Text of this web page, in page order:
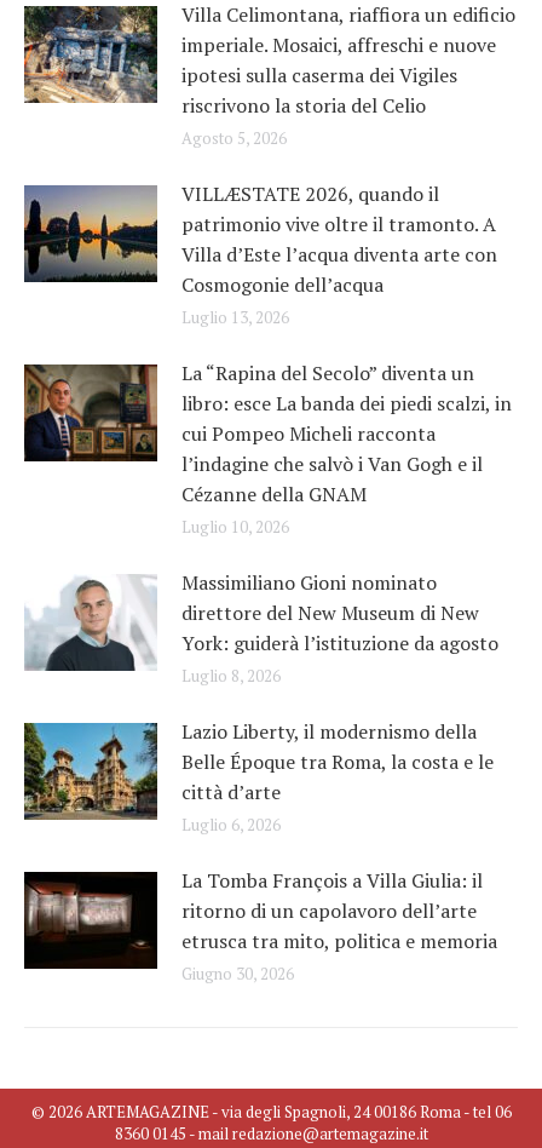
Villa Celimontana, riaffiora un edificio
imperiale. Mosaici, affreschi e nuove
ipotesi sulla caserma dei Vigiles
riscrivono la storia del Celio
Agosto 5, 2026
VILLÆSTATE 2026, quando il
patrimonio vive oltre il tramonto. A
Villa d’Este l’acqua diventa arte con
Cosmogonie dell’acqua
Luglio 13, 2026
La “Rapina del Secolo” diventa un
libro: esce La banda dei piedi scalzi, in
cui Pompeo Micheli racconta
l’indagine che salvò i Van Gogh e il
Cézanne della GNAM
Luglio 10, 2026
Massimiliano Gioni nominato
direttore del New Museum di New
York: guiderà l’istituzione da agosto
Luglio 8, 2026
Lazio Liberty, il modernismo della
Belle Époque tra Roma, la costa e le
città d’arte
Luglio 6, 2026
La Tomba François a Villa Giulia: il
ritorno di un capolavoro dell’arte
etrusca tra mito, politica e memoria
Giugno 30, 2026
© 2026 ARTEMAGAZINE - via degli Spagnoli, 24 00186 Roma - tel 06
8360 0145 - mail redazione@artemagazine.it